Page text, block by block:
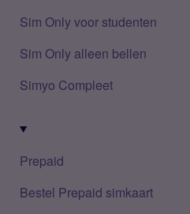
Sim Only voor studenten
Sim Only alleen bellen
Simyo Compleet
Prepaid
Bestel Prepaid simkaart